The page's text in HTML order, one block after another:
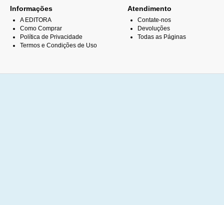
Informações
A EDITORA
Como Comprar
Política de Privacidade
Termos e Condições de Uso
Atendimento
Contate-nos
Devoluções
Todas as Páginas